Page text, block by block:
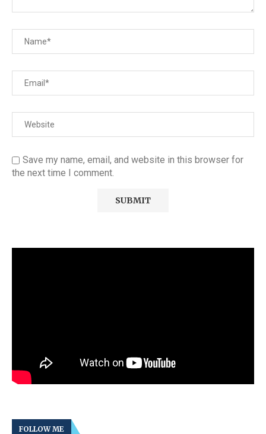
Save my name, email, and website in this browser for
the next time I comment.
FOLLOW ME